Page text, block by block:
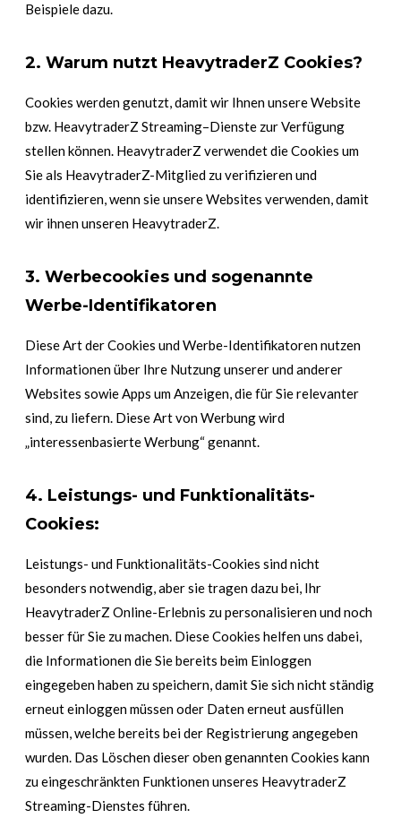
Beispiele dazu.
2. Warum nutzt HeavytraderZ Cookies?
Cookies werden genutzt, damit wir Ihnen unsere Website
bzw. HeavytraderZ Streaming–Dienste zur Verfügung
stellen können. HeavytraderZ verwendet die Cookies um
Sie als HeavytraderZ-Mitglied zu verifizieren und
identifizieren, wenn sie unsere Websites verwenden, damit
wir ihnen unseren HeavytraderZ.
3. Werbecookies und sogenannte
Werbe-Identifikatoren
Diese Art der Cookies und Werbe-Identifikatoren nutzen
Informationen über Ihre Nutzung unserer und anderer
Websites sowie Apps um Anzeigen, die für Sie relevanter
sind, zu liefern. Diese Art von Werbung wird
„interessenbasierte Werbung“ genannt.
4. Leistungs- und Funktionalitäts-
Cookies:
Leistungs- und Funktionalitäts-Cookies sind nicht
besonders notwendig, aber sie tragen dazu bei, Ihr
HeavytraderZ Online-Erlebnis zu personalisieren und noch
besser für Sie zu machen. Diese Cookies helfen uns dabei,
die Informationen die Sie bereits beim Einloggen
eingegeben haben zu speichern, damit Sie sich nicht ständig
erneut einloggen müssen oder Daten erneut ausfüllen
müssen, welche bereits bei der Registrierung angegeben
wurden. Das Löschen dieser oben genannten Cookies kann
zu eingeschränkten Funktionen unseres HeavytraderZ
Streaming-Dienstes führen.